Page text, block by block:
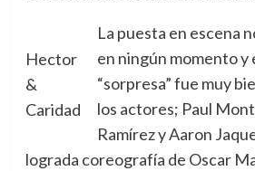
Hector
&
Caridad
La puesta en escena
en ningún momento y
“sorpresa” fue muy
los actores; Paul
Ramírez y Aaron
lograda coreografía de Oscar